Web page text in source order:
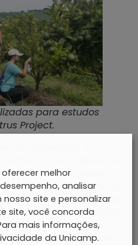
para estudos
Project.
da competição. A
para os alunos,
de pós-graduação no
tenta um doutorado fora,
é se ele contribuiu para
mostra liderança,
Isso pesa muito.”
melhor
analisar
site e personalizar
site, você concorda
mais informações,
da Unicamp.